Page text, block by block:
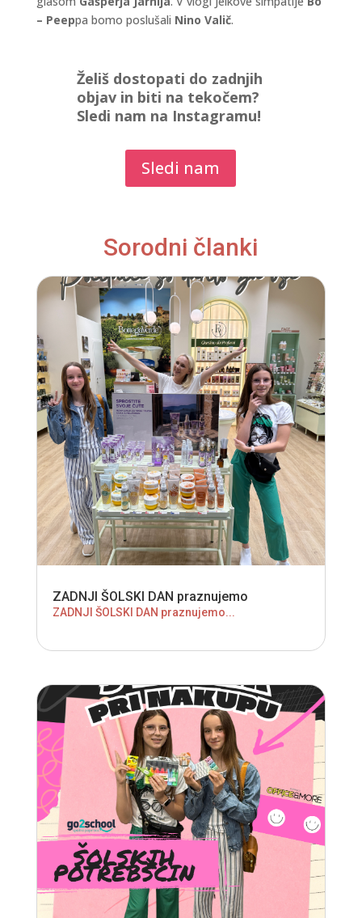
– Peeppa bomo poslušali Nino Valič.
Želiš dostopati do zadnjih
objav in biti na tekočem?
Sledi nam na Instagramu!
Sledi nam
Sorodni članki
ZADNJI ŠOLSKI DAN praznujemo
ZADNJI ŠOLSKI DAN praznujemo...